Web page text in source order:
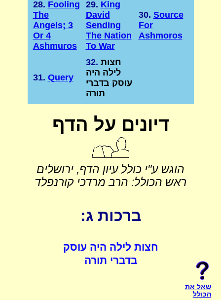
28. Fooling
The
Angels; 3
Or 4
Ashmuros
29. King
David
Sending
The Nation
To War
30. Source
For
Ashmoros
31. Query
32. חצות
לילה היה
עוסק בדברי
תורה
דיונים על הדף
הוגש ע"י כולל עיון הדף, ירושלים
ראש הכולל: הרב מרדכי קורנפלד
ברכות ג:
חצות לילה היה עוסק
בדברי תורה
שאל את
הכולל